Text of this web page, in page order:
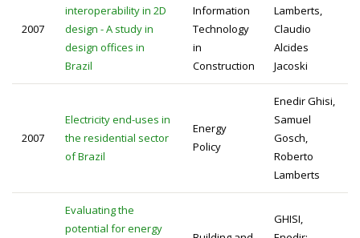
2007
interoperability in 2D
design - A study in
design offices in
Brazil
Information
Technology
in
Construction
Lamberts,
Claudio
Alcides
Jacoski
2007
Electricity end-uses in
the residential sector
of Brazil
Energy
Policy
Enedir Ghisi,
Samuel
Gosch,
Roberto
Lamberts
Evaluating the
potential for energy
GHISI,